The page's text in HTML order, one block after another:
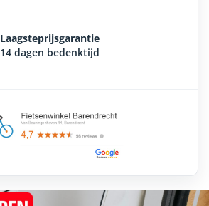
Laagsteprijsgarantie
14 dagen bedenktijd